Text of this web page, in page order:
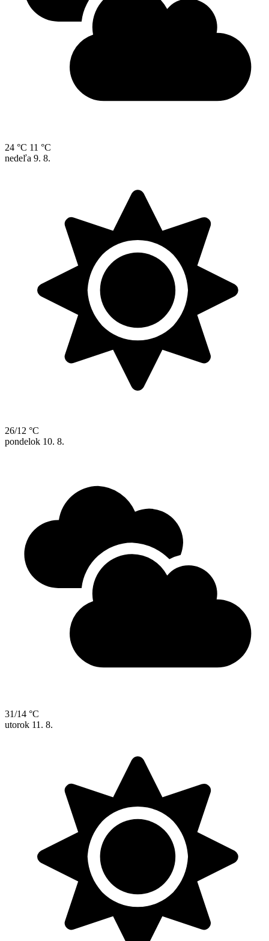
24 °C 11 °C
nedeľa 9. 8.
26/12 °C
pondelok 10. 8.
31/14 °C
utorok 11. 8.